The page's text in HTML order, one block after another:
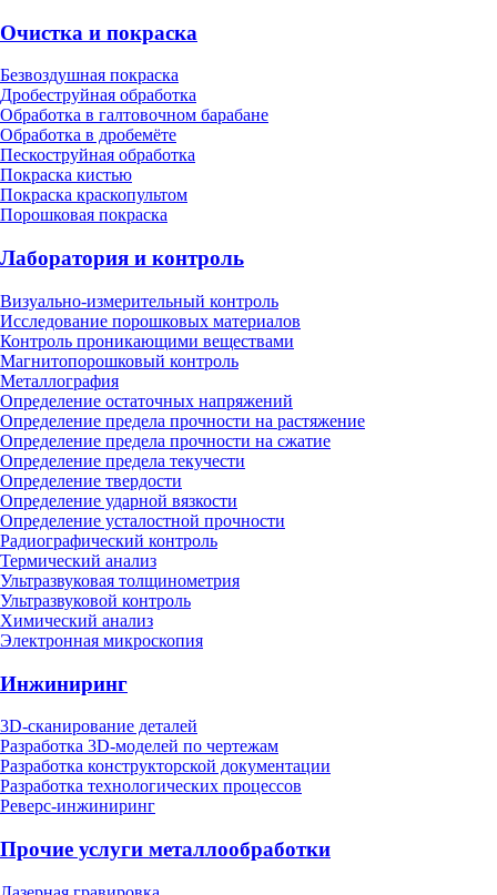
Очистка и покраска
Безвоздушная покраска
Дробеструйная обработка
Обработка в галтовочном барабане
Обработка в дробемёте
Пескоструйная обработка
Покраска кистью
Покраска краскопультом
Порошковая покраска
Лаборатория и контроль
Визуально-измерительный контроль
Исследование порошковых материалов
Контроль проникающими веществами
Магнитопорошковый контроль
Металлография
Определение остаточных напряжений
Определение предела прочности на растяжение
Определение предела прочности на сжатие
Определение предела текучести
Определение твердости
Определение ударной вязкости
Определение усталостной прочности
Радиографический контроль
Термический анализ
Ультразвуковая толщинометрия
Ультразвуковой контроль
Химический анализ
Электронная микроскопия
Инжиниринг
3D-сканирование деталей
Разработка 3D-моделей по чертежам
Разработка конструкторской документации
Разработка технологических процессов
Реверс-инжиниринг
Прочие услуги металлообработки